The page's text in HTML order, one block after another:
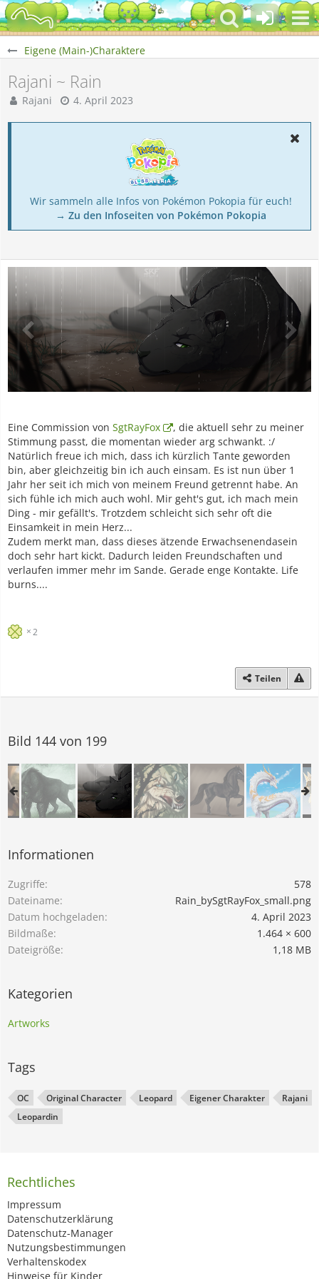
Eigene (Main-)Charaktere
Rajani ~ Rain
Rajani 4. April 2023
Wir sammeln alle Infos von Pokémon Pokopia für euch!
→ Zu den Infoseiten von Pokémon Pokopia
Eine Commission von SgtRayFox
, die aktuell sehr zu meiner
Stimmung passt, die momentan wieder arg schwankt. :/
Natürlich freue ich mich, dass ich kürzlich Tante geworden
bin, aber gleichzeitig bin ich auch einsam. Es ist nun über 1
Jahr her seit ich mich von meinem Freund getrennt habe. An
sich fühle ich mich auch wohl. Mir geht's gut, ich mach mein
Ding - mir gefällt's. Trotzdem schleicht sich sehr oft die
Einsamkeit in mein Herz...
Zudem merkt man, dass dieses ätzende Erwachsenendasein
doch sehr hart kickt. Dadurch leiden Freundschaften und
verlaufen immer mehr im Sande. Gerade enge Kontakte. Life
burns....
2
Teilen
Bild 144 von 199
Informationen
Zugriffe
578
Dateiname
Rain_bySgtRayFox_small.png
Datum hochgeladen
4. April 2023
Bildmaße
1.464 × 600
Dateigröße
1,18 MB
Kategorien
Artworks
Tags
OC Original Character Leopard Eigener Charakter
Rajani
Leopardin
Rechtliches
Impressum
Datenschutzerklärung
Datenschutz-Manager
Nutzungsbestimmungen
Verhaltenskodex
Hinweise für Kinder